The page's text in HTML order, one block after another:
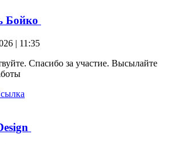
Бойко
| 11:35
Спасибо за участие. Высылайте